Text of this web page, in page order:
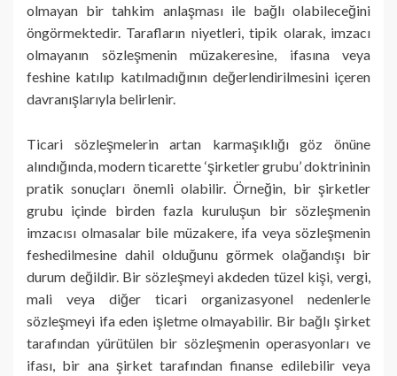
olmayan bir tahkim anlaşması ile bağlı olabileceğini
öngörmektedir. Tarafların niyetleri, tipik olarak, imzacı
olmayanın sözleşmenin müzakeresine, ifasına veya
feshine katılıp katılmadığının değerlendirilmesini içeren
davranışlarıyla belirlenir.
Ticari sözleşmelerin artan karmaşıklığı göz önüne
alındığında, modern ticarette ‘şirketler grubu’ doktrininin
pratik sonuçları önemli olabilir. Örneğin, bir şirketler
grubu içinde birden fazla kuruluşun bir sözleşmenin
imzacısı olmasalar bile müzakere, ifa veya sözleşmenin
feshedilmesine dahil olduğunu görmek olağandışı bir
durum değildir. Bir sözleşmeyi akdeden tüzel kişi, vergi,
mali veya diğer ticari organizasyonel nedenlerle
sözleşmeyi ifa eden işletme olmayabilir. Bir bağlı şirket
tarafından yürütülen bir sözleşmenin operasyonları ve
ifası, bir ana şirket tarafından finanse edilebilir veya